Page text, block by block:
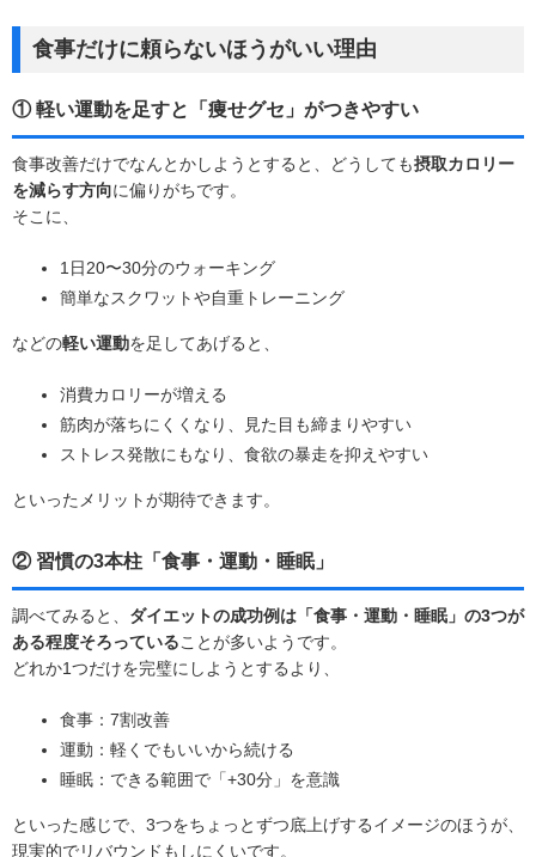
食事だけに頼らないほうがいい理由
① 軽い運動を足すと「痩せグセ」がつきやすい
食事改善だけでなんとかしようとすると、どうしても摂取カロリー
を減らす方向に偏りがちです。
そこに、
1日20〜30分のウォーキング
簡単なスクワットや自重トレーニング
などの軽い運動を足してあげると、
消費カロリーが増える
筋肉が落ちにくくなり、見た目も締まりやすい
ストレス発散にもなり、食欲の暴走を抑えやすい
といったメリットが期待できます。
② 習慣の3本柱「食事・運動・睡眠」
調べてみると、 ダイエットの成功例は「食事・運動・睡眠」の3つが
ある程度そろっていることが多いようです。
どれか1つだけを完璧にしようとするより、
食事：7割改善
運動：軽くでもいいから続ける
睡眠：できる範囲で「+30分」を意識
といった感じで、 3つをちょっとずつ底上げするイメージのほうが、
現実的でリバウンドもしにくいです。